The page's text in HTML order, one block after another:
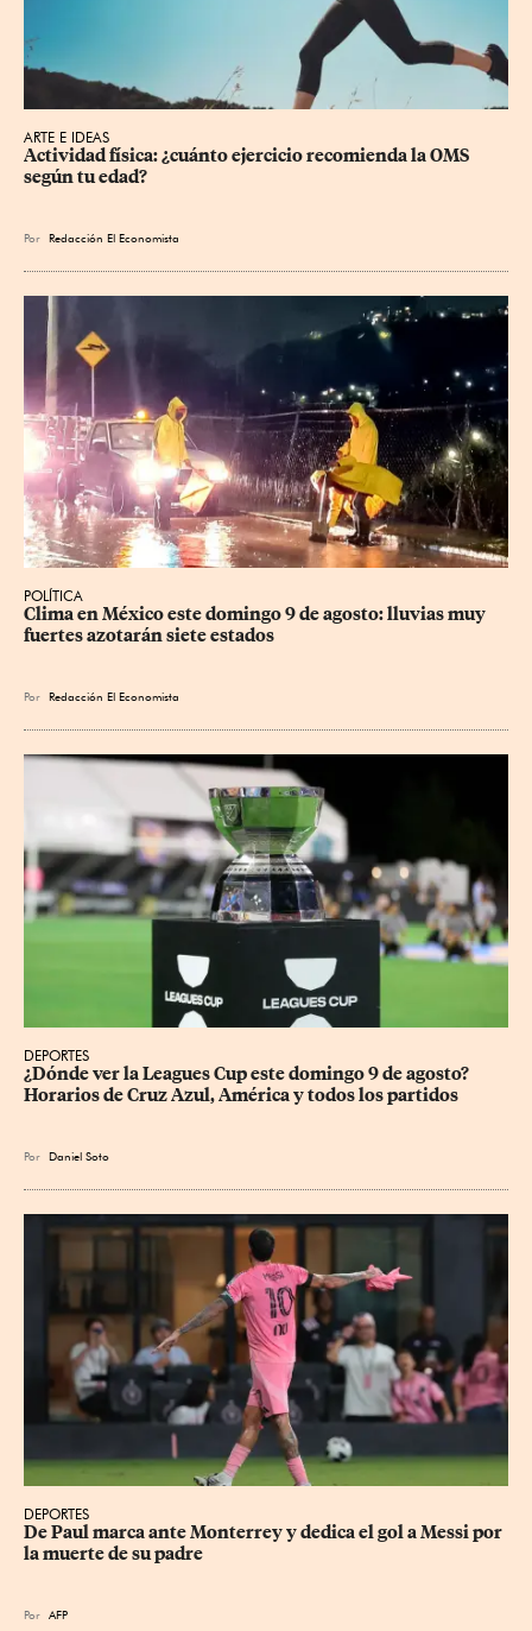
ARTE E IDEAS
Actividad física: ¿cuánto ejercicio recomienda la OMS
según tu edad?
Por Redacción El Economista
POLÍTICA
Clima en México este domingo 9 de agosto: lluvias muy
fuertes azotarán siete estados
Por Redacción El Economista
DEPORTES
¿Dónde ver la Leagues Cup este domingo 9 de agosto?
Horarios de Cruz Azul, América y todos los partidos
Por Daniel Soto
DEPORTES
De Paul marca ante Monterrey y dedica el gol a Messi por
la muerte de su padre
Por AFP